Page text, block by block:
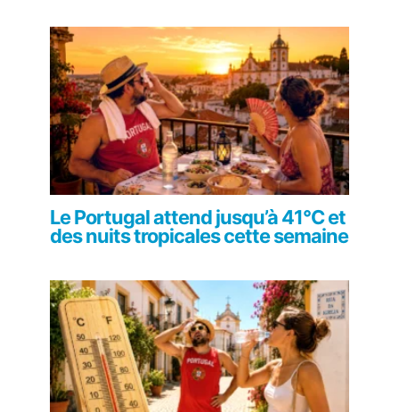
Le Portugal attend jusqu’à 41°C et
des nuits tropicales cette semaine